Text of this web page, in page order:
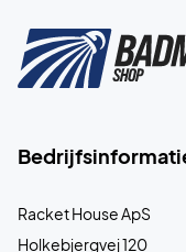
Racket House ApS
Holkebjergvej 120